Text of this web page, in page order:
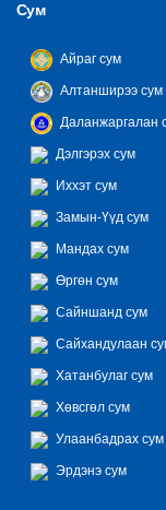
Сум
Айраг сум
Алтанширээ сум
Даланжаргалан
Дэлгэрэх сум
Иххэт сум
Замын-Үүд сум
Мандах сум
Өргөн сум
Сайншанд сум
Сайхандулаан
Хатанбулаг сум
Хөвсгөл сум
Улаанбадрах сум
Эрдэнэ сум